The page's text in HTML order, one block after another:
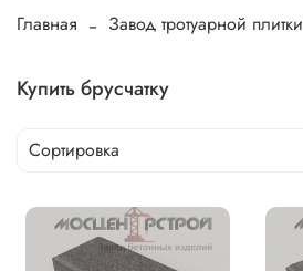
Главная Завод тротуарной плитки
Купить брусчатку